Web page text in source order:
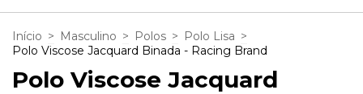
Início > Masculino > Polos > Polo Lisa >
Polo Viscose Jacquard Binada - Racing Brand
Polo Viscose Jacquard